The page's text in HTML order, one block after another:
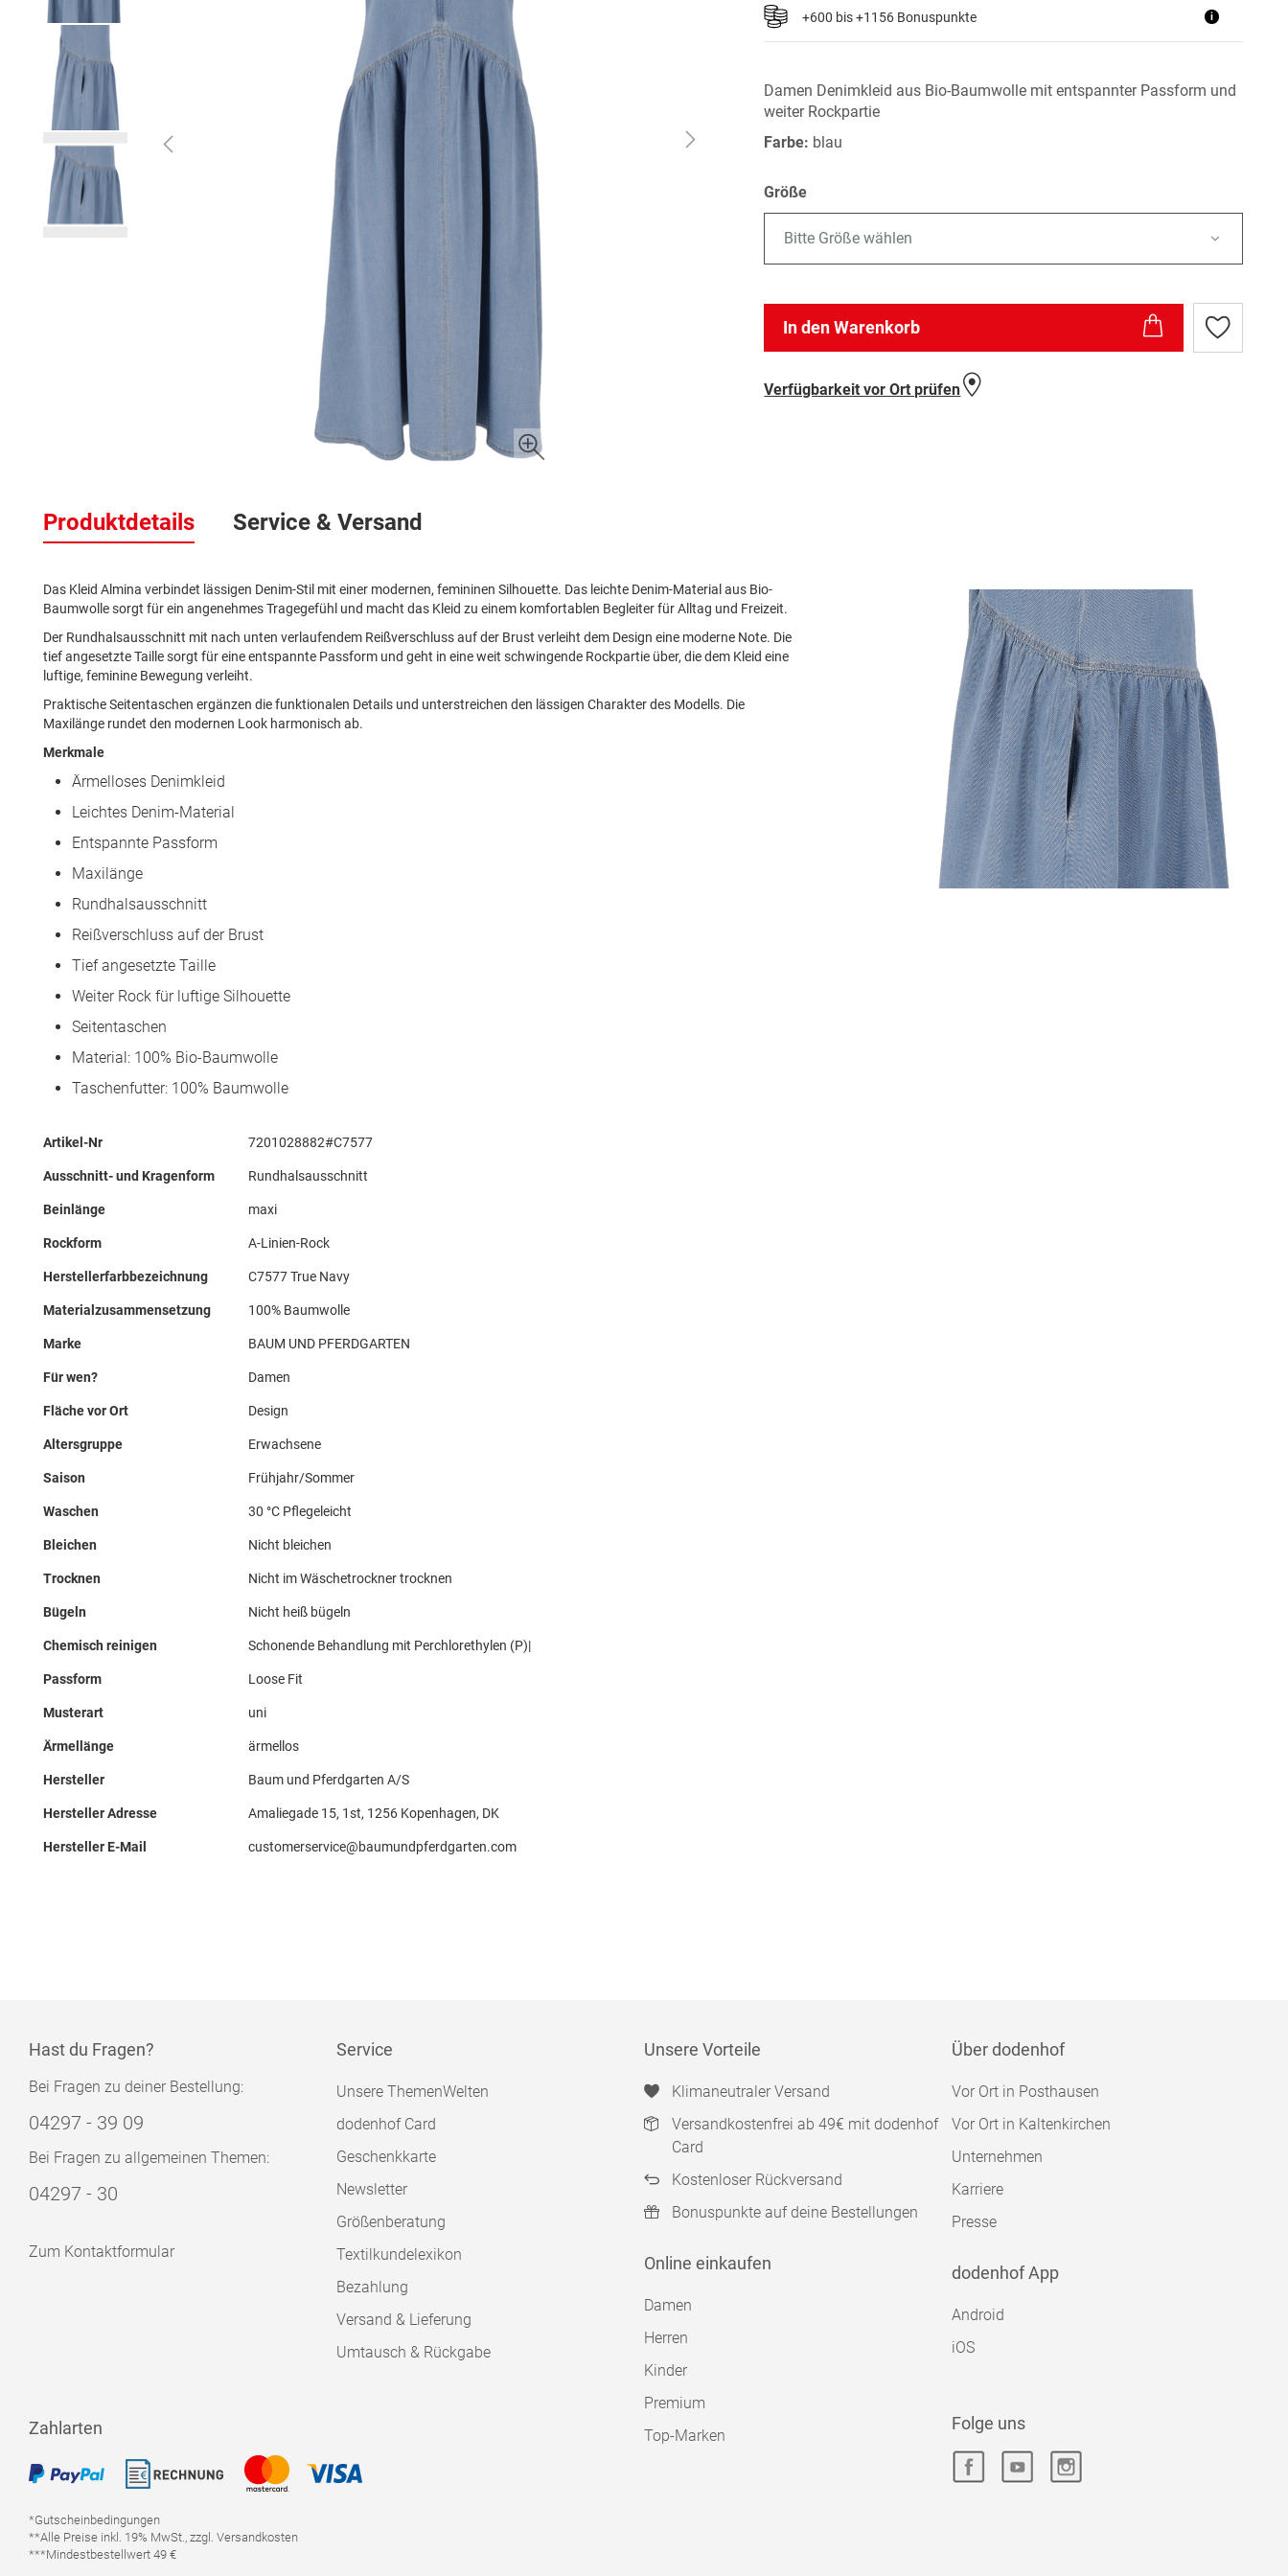
der
Bildergalerie
+600 bis +1156 Bonuspunkte i
Damen Denimkleid aus Bio-Baumwolle mit entspannter Passform und
weiter Rockpartie
Farbe: blau
Größe
Bitte Größe wählen
In den Warenkorb
Zur
Wunschliste
Verfügbarkeit vor Ort prüfen
Produktdetails
Das Kleid Almina verbindet lässigen Denim-Stil mit einer modernen, femininen Silhouette. Das leichte Denim-Material aus Bio-
Baumwolle sorgt für ein angenehmes Tragegefühl und macht das Kleid zu einem komfortablen Begleiter für Alltag und Freizeit.
Der Rundhalsausschnitt mit nach unten verlaufendem Reißverschluss auf der Brust verleiht dem Design eine moderne Note. Die
tief angesetzte Taille sorgt für eine entspannte Passform und geht in eine weit schwingende Rockpartie über, die dem Kleid eine
luftige, feminine Bewegung verleiht.
Praktische Seitentaschen ergänzen die funktionalen Details und unterstreichen den lässigen Charakter des Modells. Die
Maxilänge rundet den modernen Look harmonisch ab.
Merkmale
Ärmelloses Denimkleid
Leichtes Denim-Material
Entspannte Passform
Maxilänge
Rundhalsausschnitt
Reißverschluss auf der Brust
Tief angesetzte Taille
Weiter Rock für luftige Silhouette
Seitentaschen
Material: 100% Bio-Baumwolle
Taschenfutter: 100% Baumwolle
Mehr
Artikel-Nr 7201028882#C7577
Ausschnitt- und Kragenform Rundhalsausschnitt
Beinlänge maxi
Rockform A-Linien-Rock
Herstellerfarbbezeichnung C7577 True Navy
Materialzusammensetzung 100% Baumwolle
Marke BAUM UND PFERDGARTEN
Für wen? Damen
Fläche vor Ort Design
Altersgruppe Erwachsene
Saison Frühjahr/Sommer
Waschen 30 °C Pflegeleicht
Bleichen Nicht bleichen
Trocknen Nicht im Wäschetrockner trocknen
Bügeln Nicht heiß bügeln
Chemisch reinigen Schonende Behandlung mit Perchlorethylen (P)|
Passform Loose Fit
Musterart uni
Ärmellänge ärmellos
Hersteller Baum und Pferdgarten A/S
Hersteller Adresse Amaliegade 15, 1st, 1256 Kopenhagen, DK
Hersteller E-Mail customerservice@baumundpferdgarten.com
Service & Versand
Hast du Fragen?
Bei Fragen zu deiner Bestellung:
04297 - 39 09
Bei Fragen zu allgemeinen Themen:
04297 - 30
Zum Kontaktformular
Service
Unsere ThemenWelten
dodenhof Card
Geschenkkarte
Newsletter
Größenberatung
Textilkundelexikon
Bezahlung
Versand & Lieferung
Umtausch & Rückgabe
Unsere Vorteile
Klimaneutraler Versand
Versandkostenfrei ab 49€ mit dodenhof
Card
Kostenloser Rückversand
Bonuspunkte auf deine Bestellungen
Online einkaufen
Damen
Herren
Kinder
Premium
Top-Marken
Über dodenhof
Vor Ort in Posthausen
Vor Ort in Kaltenkirchen
Unternehmen
Karriere
Presse
dodenhof App
Android
iOS
Zahlarten
*Gutscheinbedingungen
**Alle Preise inkl. 19% MwSt., zzgl. Versandkosten
***Mindestbestellwert 49 €
Folge uns